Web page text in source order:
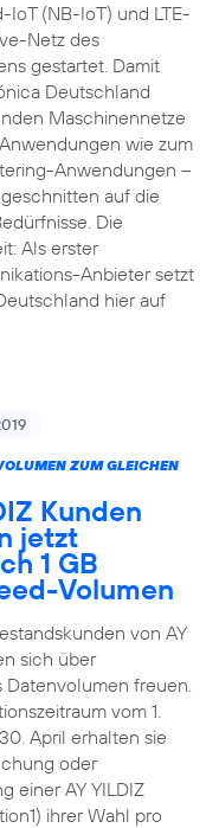
IoT (NB-IoT) und LTE-
Netz des
gestartet. Damit
Deutschland
Maschinennetze
wie zum
Anwendungen –
auf die
Die
Als erster
Anbieter setzt
hier auf
ZUM GLEICHEN
Kunden
jetzt
1 GB
Volumen
von AY
sich über
Datenvolumen freuen.
vom 1.
April erhalten sie
oder
einer AY YILDIZ
ihrer Wahl pro